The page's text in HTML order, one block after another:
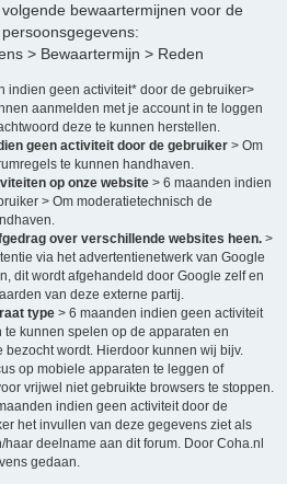
bewaartermijnen voor de
> Bewaartermijn > Reden
indien geen activiteit* door de gebruiker>
aanmelden met je account in te loggen
deze te kunnen herstellen.
geen activiteit door de gebruiker > Om
te kunnen handhaven.
op onze website > 6 maanden indien
> Om moderatietechnisch de
over verschillende websites heen. >
via het advertentienetwerk van Google
dit wordt afgehandeld door Google zelf en
van deze externe partij.
type > 6 maanden indien geen activiteit
te kunnen spelen op de apparaten en
wordt. Hierdoor kunnen wij bijv.
op mobiele apparaten te leggen of
vrijwel niet gebruikte browsers te stoppen.
indien geen activiteit door de
het invullen van deze gegevens ziet als
deelname aan dit forum. Door Coha.nl
gedaan.